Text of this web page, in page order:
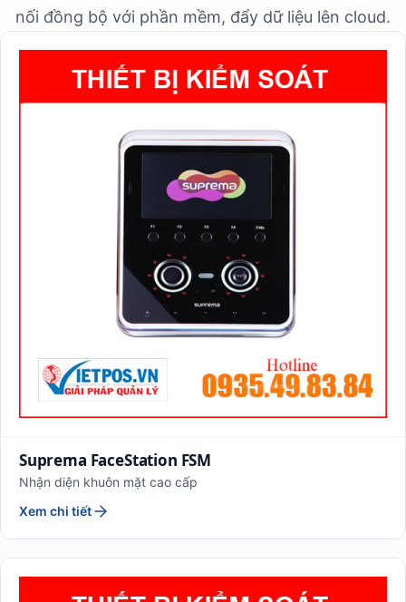
nối đồng bộ với phần mềm, đẩy dữ liệu lên cloud.
Suprema FaceStation FSM
Nhận diện khuôn mặt cao cấp
Xem chi tiết